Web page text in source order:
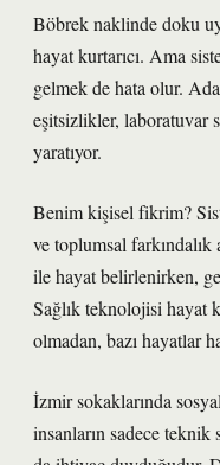
Böbrek naklinde doku
hayat kurtarıcı. Ama
gelmek de hata olur.
eşitsizlikler, laboratuvar
yaratıyor.
Benim kişisel fikrim?
ve toplumsal
ile hayat belirlenirken,
Sağlık teknolojisi hayat
olmadan, bazı hayatlar
İzmir sokaklarında
insanların sadece teknik